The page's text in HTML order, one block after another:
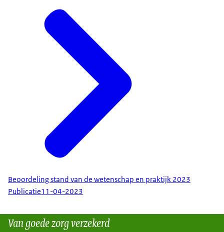
Beoordeling stand van de wetenschap en praktijk 2023
Publicatie11-04-2023
Van goede zorg verzekerd